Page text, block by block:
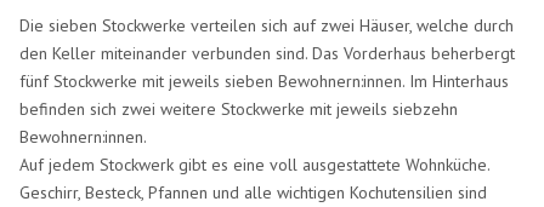
Die sieben Stockwerke verteilen sich auf zwei Häuser, welche durch
den Keller miteinander verbunden sind. Das Vorderhaus beherbergt
fünf Stockwerke mit jeweils sieben Bewohnern:innen. Im Hinterhaus
befinden sich zwei weitere Stockwerke mit jeweils siebzehn
Bewohnern:innen.
Auf jedem Stockwerk gibt es eine voll ausgestattete Wohnküche.
Geschirr, Besteck, Pfannen und alle wichtigen Kochutensilien sind